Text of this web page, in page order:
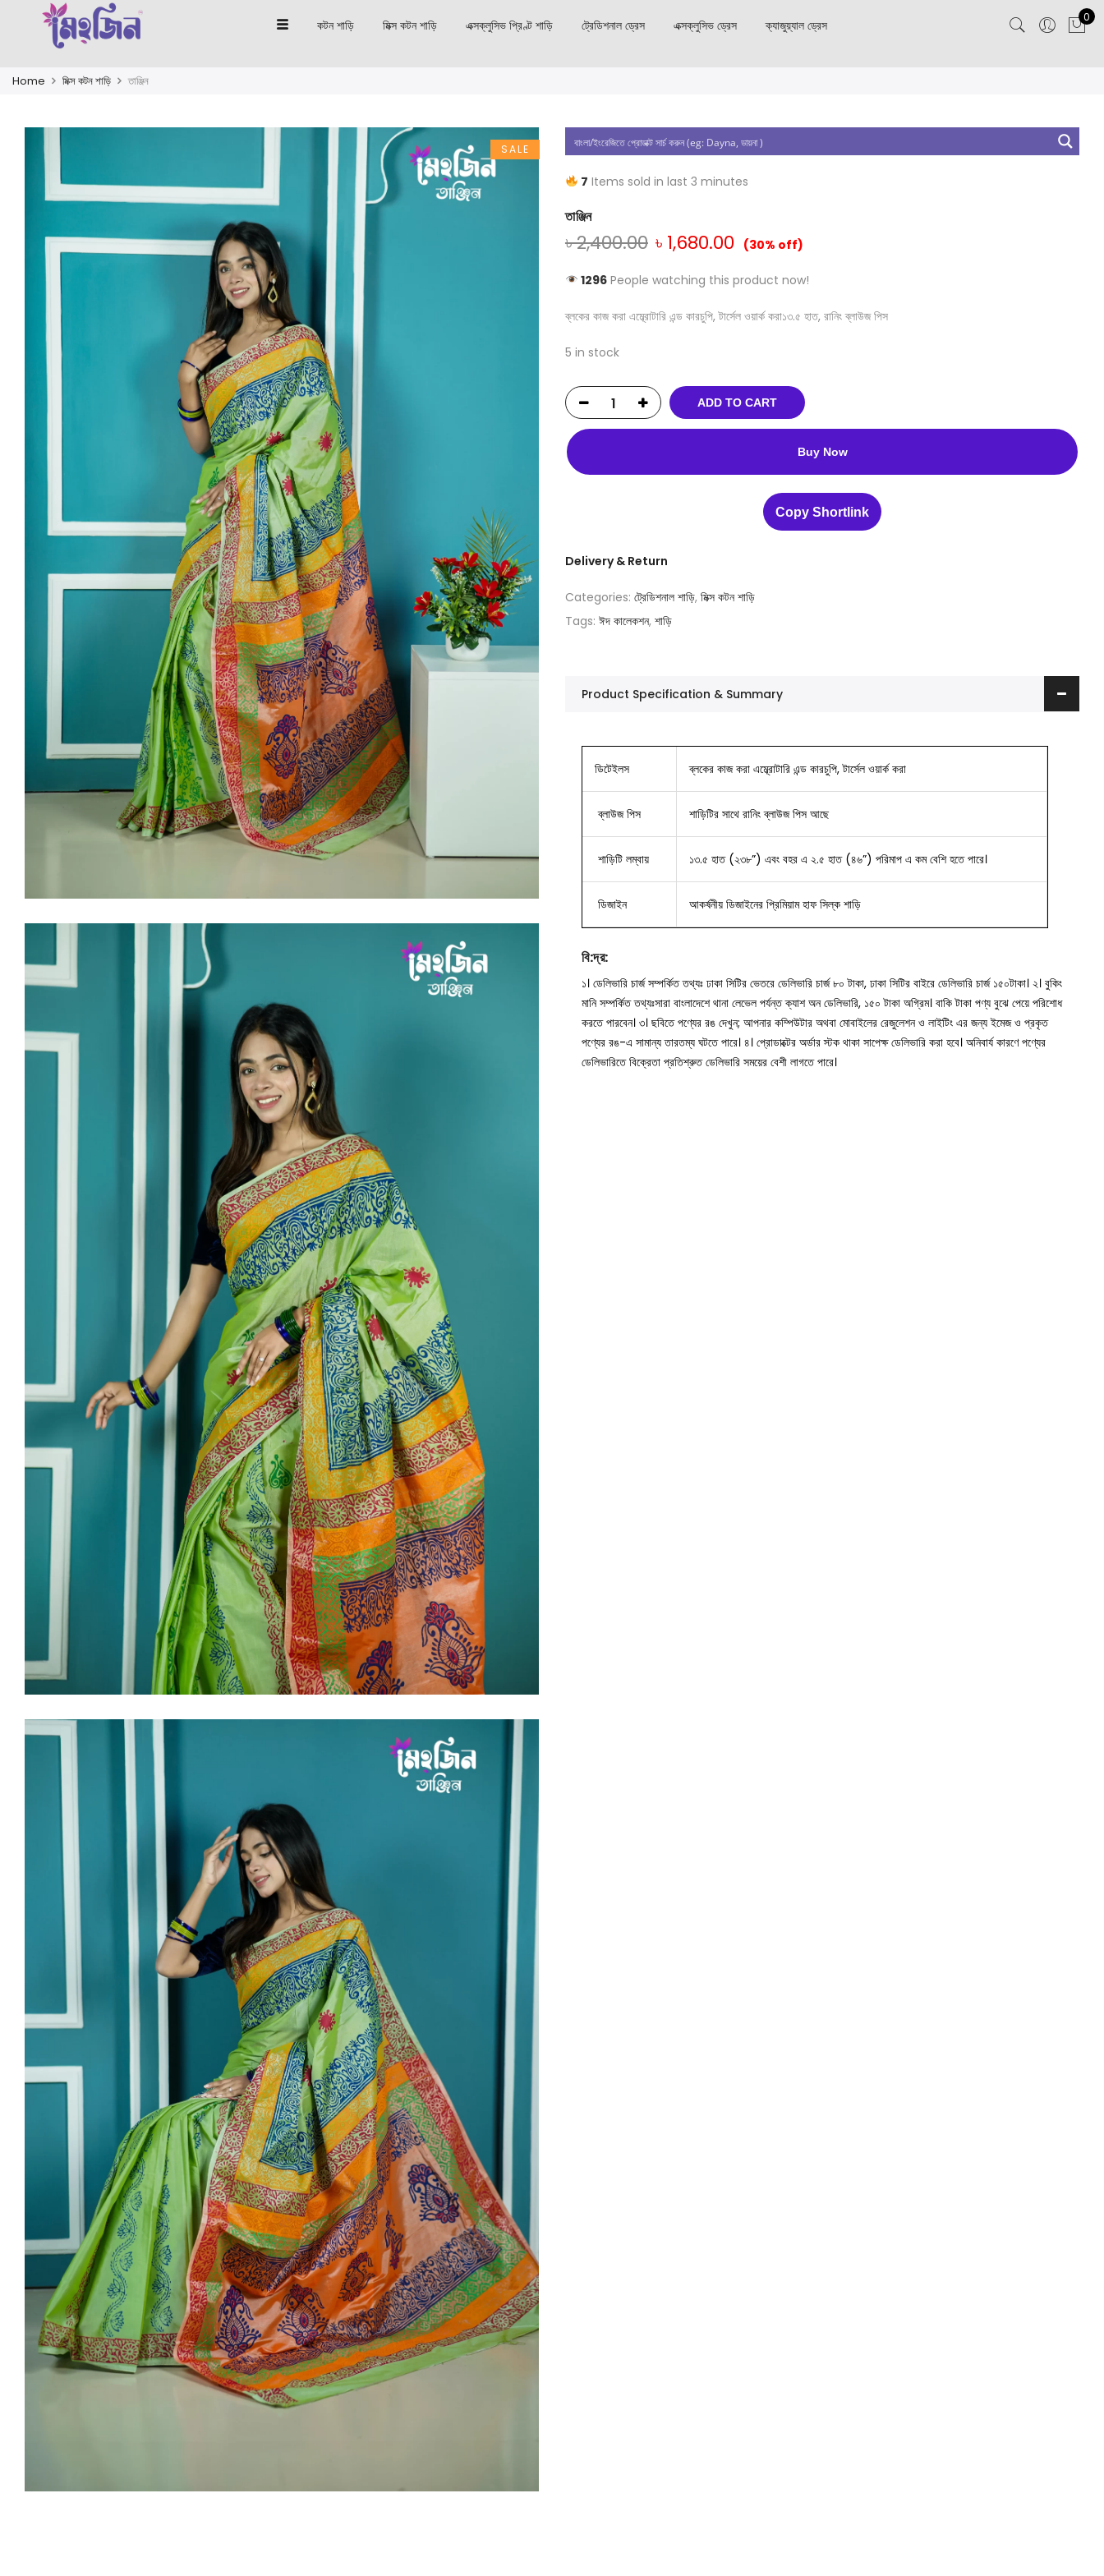
কটন শাড়ি মিক্স কটন শাড়ি এক্সক্লুসিভ প্রিণ্ট শাড়ি ট্রেডিশনাল ড্রেস এক্সক্লুসিভ ড্রেস ক্যাজুয়্যাল ড্রেস
0
Home মিক্স কটন শাড়ি তাঞ্জিন
SALE
7 Items sold in last 3 minutes
তাঞ্জিন
৳2,400.00 ৳ 1,680.00 (30% off)
1296People watching this product now!
ব্লকের কাজ করা এম্ব্রোটারি এন্ড কারচুপি, টার্সেল ওয়ার্ক করা১৩.৫ হাত, রানিং ব্লাউজ পিস
5 in stock
ADD TO CART
Buy Now
Copy Shortlink
Delivery & Return
Categories: ট্রেডিশনাল শাড়ি, মিক্স কটন শাড়ি
Tags: ঈদ কালেকশন, শাড়ি
Product Specification & Summary
ডিটেইলস ব্লকের কাজ করা এম্ব্রোটারি এন্ড কারচুপি, টার্সেল ওয়ার্ক করা
ব্লাউজ পিস শাড়িটির সাথে রানিং ব্লাউজ পিস আছে
শাড়িটি লম্বায় ১৩.৫ হাত (২৩৮”) এবং বহর এ ২.৫ হাত (৪৬”) পরিমাপ এ কম বেশি হতে পারে।
ডিজাইন আকর্ষনীয় ডিজাইনের প্রিমিয়াম হাফ সিল্ক শাড়ি
বি:দ্র:
১। ডেলিভারি চার্জ সম্পর্কিত তথ্যঃ ঢাকা সিটির ভেতরে ডেলিভারি চার্জ ৮০ টাকা, ঢাকা সিটির বাইরে ডেলিভারি চার্জ ১৫০টাকা। ২। বুকিং
মানি সম্পর্কিত তথ্যঃসারা বাংলাদেশে থানা লেভেল পর্যন্ত ক্যাশ অন ডেলিভারি, ১৫০ টাকা অগ্রিম। বাকি টাকা পণ্য বুঝে পেয়ে পরিশোধ
করতে পারবেন। ৩। ছবিতে পণ্যের রঙ দেখুন; আপনার কম্পিউটার অথবা মোবাইলের রেজুলেশন ও লাইটিং এর জন্য ইমেজ ও প্রকৃত
পণ্যের রঙ-এ সামান্য তারতম্য ঘটতে পারে। ৪। প্রোডাক্টের অর্ডার স্টক থাকা সাপেক্ষ ডেলিভারি করা হবে। অনিবার্য কারণে পণ্যের
ডেলিভারিতে বিক্রেতা প্রতিশ্রুত ডেলিভারি সময়ের বেশী লাগতে পারে।